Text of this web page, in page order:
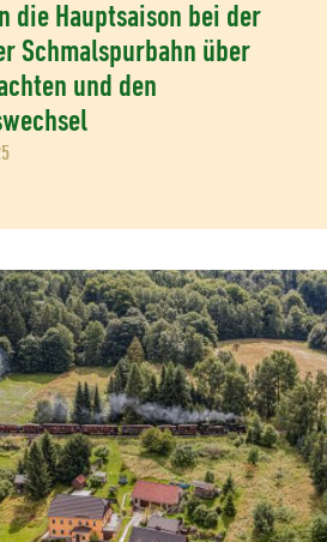
die Hauptsaison bei der
Schmalspurbahn über
und den